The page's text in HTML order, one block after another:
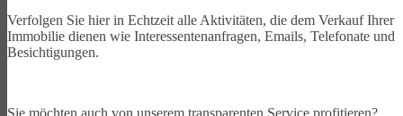
Verfolgen Sie hier in Echtzeit alle Aktivitäten, die dem Verkauf Ihrer
Immobilie dienen wie Interessentenanfragen, Emails, Telefonate und
Besichtigungen.
Sie möchten auch von unserem transparenten Service profitieren?